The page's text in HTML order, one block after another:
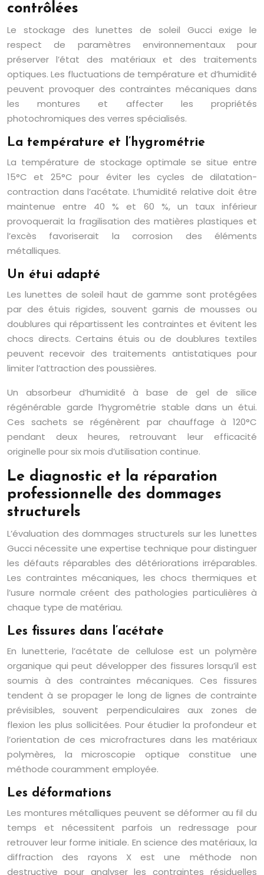
contrôlées
Le stockage des lunettes de soleil Gucci exige le
respect de paramètres environnementaux pour
préserver l’état des matériaux et des traitements
optiques. Les fluctuations de température et d’humidité
peuvent provoquer des contraintes mécaniques dans
les montures et affecter les propriétés
photochromiques des verres spécialisés.
La température et l’hygrométrie
La température de stockage optimale se situe entre
15°C et 25°C pour éviter les cycles de dilatation-
contraction dans l’acétate. L’humidité relative doit être
maintenue entre 40 % et 60 %, un taux inférieur
provoquerait la fragilisation des matières plastiques et
l’excès favoriserait la corrosion des éléments
métalliques.
Un étui adapté
Les lunettes de soleil haut de gamme sont protégées
par des étuis rigides, souvent garnis de mousses ou
doublures qui répartissent les contraintes et évitent les
chocs directs. Certains étuis ou de doublures textiles
peuvent recevoir des traitements antistatiques pour
limiter l’attraction des poussières.
Un absorbeur d’humidité à base de gel de silice
régénérable garde l’hygrométrie stable dans un étui.
Ces sachets se régénèrent par chauffage à 120°C
pendant deux heures, retrouvant leur efficacité
originelle pour six mois d’utilisation continue.
Le diagnostic et la réparation
professionnelle des dommages
structurels
L’évaluation des dommages structurels sur les lunettes
Gucci nécessite une expertise technique pour distinguer
les défauts réparables des détériorations irréparables.
Les contraintes mécaniques, les chocs thermiques et
l’usure normale créent des pathologies particulières à
chaque type de matériau.
Les fissures dans l’acétate
En lunetterie, l’acétate de cellulose est un polymère
organique qui peut développer des fissures lorsqu’il est
soumis à des contraintes mécaniques. Ces fissures
tendent à se propager le long de lignes de contrainte
prévisibles, souvent perpendiculaires aux zones de
flexion les plus sollicitées. Pour étudier la profondeur et
l’orientation de ces microfractures dans les matériaux
polymères, la microscopie optique constitue une
méthode couramment employée.
Les déformations
Les montures métalliques peuvent se déformer au fil du
temps et nécessitent parfois un redressage pour
retrouver leur forme initiale. En science des matériaux, la
diffraction des rayons X est une méthode non
destructive pour analyser les contraintes résiduelles